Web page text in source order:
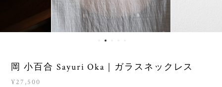
岡 小百合 Sayuri Oka｜ガラスネックレス
¥27,500